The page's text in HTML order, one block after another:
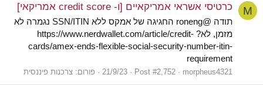
M כרטיסי אשראי אמריקאיים [ו- credit score אמריקאי]
תודה @roneng החגיגה של אמקס ללא SSN/ITIN נגמרה לא
מזמן, לא? https://www.nerdwallet.com/article/credit-
cards/amex-ends-flexible-social-security-number-itin-
requirement
morpheus4321
Post #2,752
21/9/23 פורום: צרכנות פיננסית